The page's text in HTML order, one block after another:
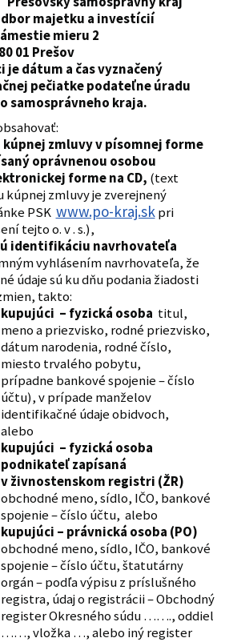
a investícií
mieru 2
01 Prešov
je dátum a čas vyznačený
pečiatke podateľne úradu
samosprávneho kraja.
kúpnej zmluvy v písomnej forme
oprávnenou osobou
forme na CD, (text
kúpnej zmluvy je zverejnený
PSK www.po-kraj.skpri
tejto o. v . s.),
identifikáciu navrhovateľa
vyhlásením navrhovateľa, že
údaje sú ku dňu podania žiadosti
takto:
kupujúci – fyzická osoba titul,
meno a priezvisko, rodné priezvisko,
dátum narodenia, rodné číslo,
miesto trvalého pobytu,
prípadne bankové spojenie – číslo
účtu), v prípade manželov
identifikačné údaje obidvoch,
alebo
kupujúci – fyzická osoba
podnikateľ zapísaná
v živnostenskom registri (ŽR)
obchodné meno, sídlo, IČO, bankové
spojenie – číslo účtu, alebo
kupujúci – právnická osoba (PO)
obchodné meno, sídlo, IČO, bankové
spojenie – číslo účtu, štatutárny
orgán – podľa výpisu z príslušného
registra, údaj o registrácii – Obchodný
register Okresného súdu ……., oddiel
……, vložka …, alebo iný register